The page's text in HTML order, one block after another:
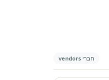
חברי vendors